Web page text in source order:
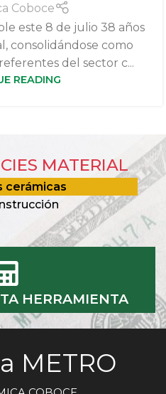
Coboce
este 8 de julio 38 años
consolidándose como
del sector c...
READING
MATERIAL
cerámicas
HERRAMIENTA
METRO